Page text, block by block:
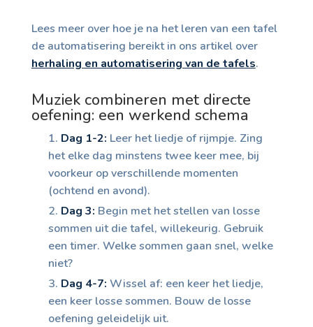
Lees meer over hoe je na het leren van een tafel
de automatisering bereikt in ons artikel over
herhaling en automatisering van de tafels.
Muziek combineren met directe
oefening: een werkend schema
Dag 1-2: Leer het liedje of rijmpje. Zing
het elke dag minstens twee keer mee, bij
voorkeur op verschillende momenten
(ochtend en avond).
Dag 3: Begin met het stellen van losse
sommen uit die tafel, willekeurig. Gebruik
een timer. Welke sommen gaan snel, welke
niet?
Dag 4-7: Wissel af: een keer het liedje,
een keer losse sommen. Bouw de losse
oefening geleidelijk uit.